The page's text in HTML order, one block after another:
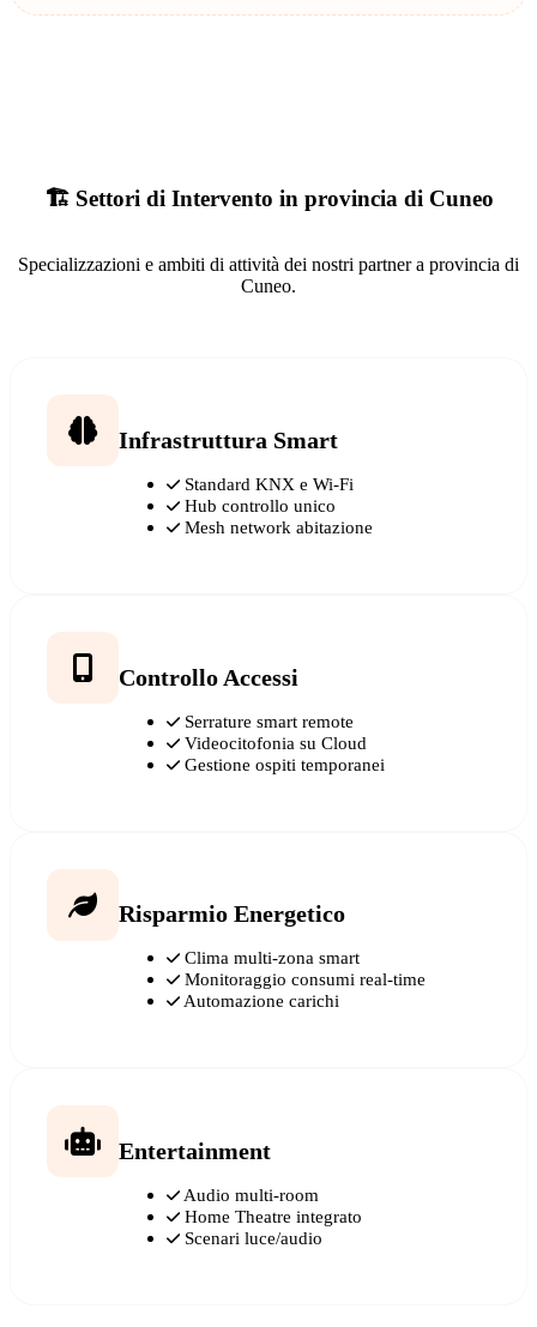
🏗️ Settori di Intervento in provincia di Cuneo
Specializzazioni e ambiti di attività dei nostri partner a provincia di
Cuneo.
Infrastruttura Smart
Standard KNX e Wi-Fi
Hub controllo unico
Mesh network abitazione
Controllo Accessi
Serrature smart remote
Videocitofonia su Cloud
Gestione ospiti temporanei
Risparmio Energetico
Clima multi-zona smart
Monitoraggio consumi real-time
Automazione carichi
Entertainment
Audio multi-room
Home Theatre integrato
Scenari luce/audio